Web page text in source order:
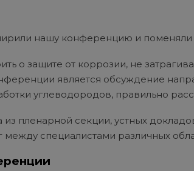
нашу конференцию и поменяли
о защите от коррозии, не
является обсуждение
углеводородов, правильно
из пленарной секции, устных
между специалистами различных